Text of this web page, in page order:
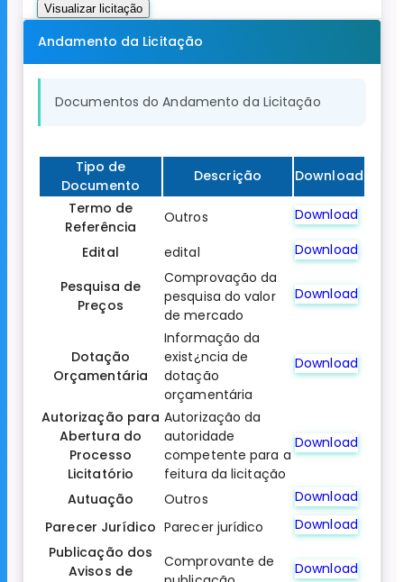
Visualizar licitação
Andamento da Licitação
Documentos do Andamento da Licitação
Tipo de
Documento
Descrição
Download
Termo de
Referência
Outros Download
Edital edital Download
Pesquisa de
Preços
Comprovação da
pesquisa do valor
de mercado
Download
Dotação
Orçamentária
Informação da
exist¿ncia de
dotação
orçamentária
Download
Autorização para
Abertura do
Processo
Licitatório
Autorização da
autoridade
competente para a
feitura da licitação
Download
Autuação Outros
Download
Parecer Jurídico Parecer jurídico
Download
Publicação dos
Avisos de
Comprovante de
Download